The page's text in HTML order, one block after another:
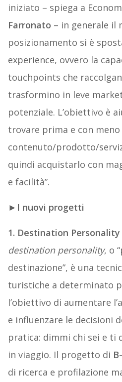
iniziato – spiega a
Farronato – in generale il
posizionamento si è
experience, ovvero la
touchpoints che
trasformino in leve
potenziale. L’obiettivo è
trovare prima e con
contenuto/prodotto/
quindi acquistarlo con
e facilità”.
► I nuovi progetti
1. Destination Personality
destination personality, o
destinazione”, è una
turistiche a determinato
l’obiettivo di aumentare
e influenzare le decisioni
pratica: dimmi chi sei e ti
in viaggio. Il progetto di
di ricerca e profilazione